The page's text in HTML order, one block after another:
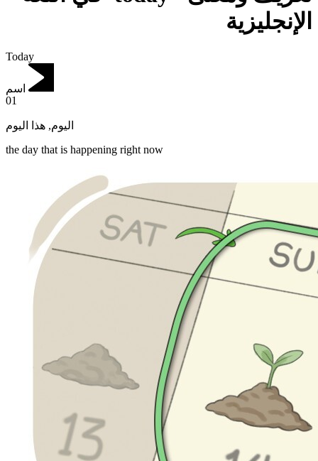
الإنجليزية
Today
اسم
01
اليوم, هذا اليوم
the day that is happening right now